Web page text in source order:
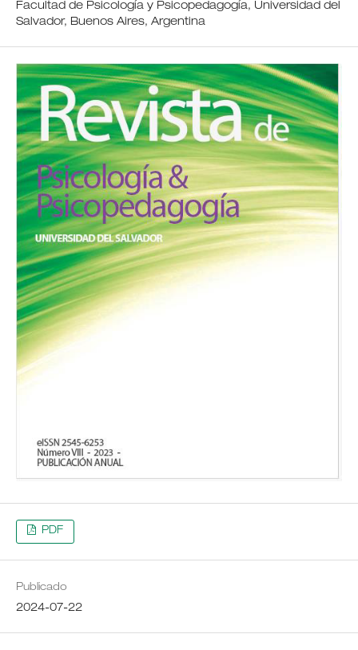
Facultad de Psicología y Psicopedagogía, Universidad del
Salvador, Buenos Aires, Argentina
PDF
Publicado
2024-07-22